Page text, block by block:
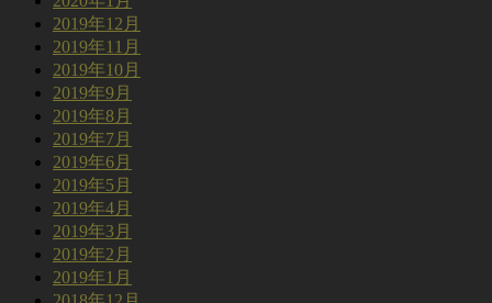
2019年12月
2019年11月
2019年10月
2019年9月
2019年8月
2019年7月
2019年6月
2019年5月
2019年4月
2019年3月
2019年2月
2019年1月